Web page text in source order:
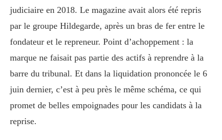
judiciaire en 2018. Le magazine avait alors été repris
par le groupe Hildegarde, après un bras de fer entre le
fondateur et le repreneur. Point d’achoppement : la
marque ne faisait pas partie des actifs à reprendre à la
barre du tribunal. Et dans la liquidation prononcée le 6
juin dernier, c’est à peu près le même schéma, ce qui
promet de belles empoignades pour les candidats à la
reprise.